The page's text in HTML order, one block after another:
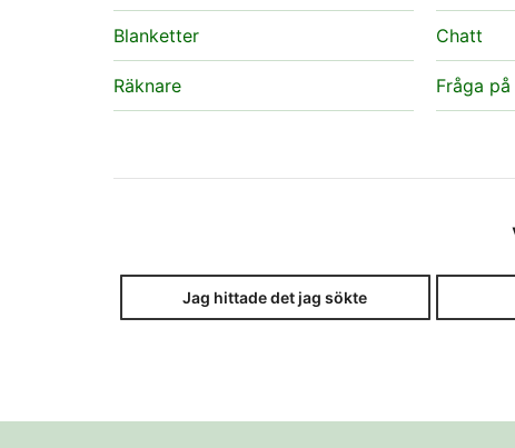
Blanketter
Räknare
Chatt
Fråga
Jag hittade det jag sökte